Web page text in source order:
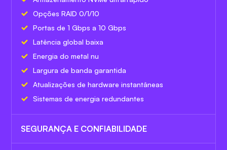
Opções RAID 0/1/10
Portas de 1 Gbps a 10 Gbps
Latência global baixa
Energia do metal nu
Largura de banda garantida
Atualizações de hardware instantâneas
Sistemas de energia redundantes
SEGURANÇA E CONFIABILIDADE